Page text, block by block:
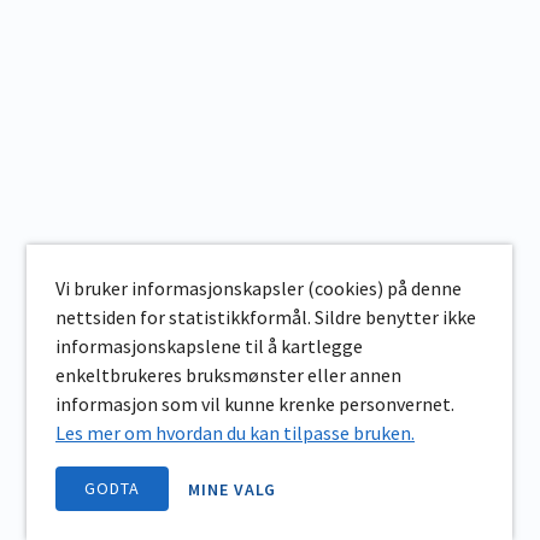
Vi bruker informasjonskapsler (cookies) på denne
nettsiden for statistikkformål. Sildre benytter ikke
informasjonskapslene til å kartlegge
enkeltbrukeres bruksmønster eller annen
informasjon som vil kunne krenke personvernet.
Les mer om hvordan du kan tilpasse bruken.
GODTA MINE VALG